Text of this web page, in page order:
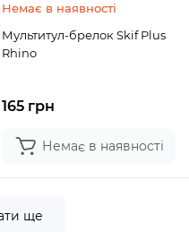
Немає в наявності
Мультитул-брелок Skif Plus
Rhino
165 грн
Немає в наявності
ще